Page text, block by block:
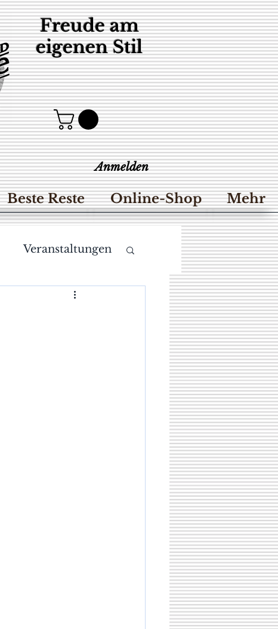
Freude am
eigenen Stil
Anmelden
Beste Reste Online-Shop Mehr
Veranstaltungen